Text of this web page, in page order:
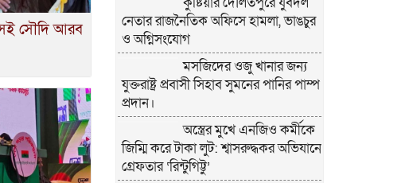
সই সৌদি আরব
নেতার রাজনৈতিক অফিসে হামলা, ভাঙচুর
ও অগ্নিসংযোগ
মসজিদের ওজু খানার জন্য
যুক্তরাষ্ট্র প্রবাসী সিহাব সুমনের পানির পাম্প
প্রদান।
অস্ত্রের মুখে এনজিও কর্মীকে
জিম্মি করে টাকা লুট: শ্বাসরুদ্ধকর অভিযানে
গ্রেফতার ‘রিন্টুগিট্টু’